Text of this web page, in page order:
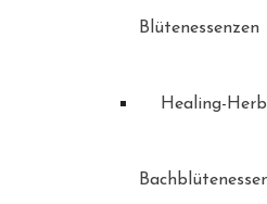
Blütenessenzen
Healing-